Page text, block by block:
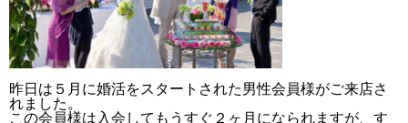
昨日は５月に婚活をスタートされた男性会員様がご来店さ
れました。
この会員様は入会してもうすぐ２ヶ月になられますが、す